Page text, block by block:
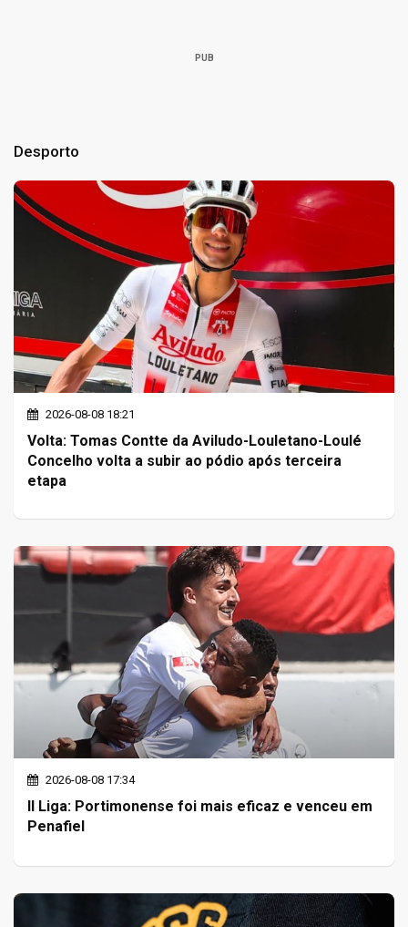
PUB
Desporto
2026-08-08 18:21
Volta: Tomas Contte da Aviludo-Louletano-Loulé
Concelho volta a subir ao pódio após terceira
etapa
2026-08-08 17:34
II Liga: Portimonense foi mais eficaz e venceu em
Penafiel